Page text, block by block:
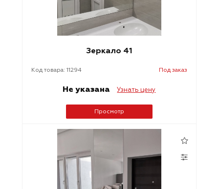
Зеркало 41
Код товара: 11294 Под заказ
Не указана Узнать цену
Просмотр